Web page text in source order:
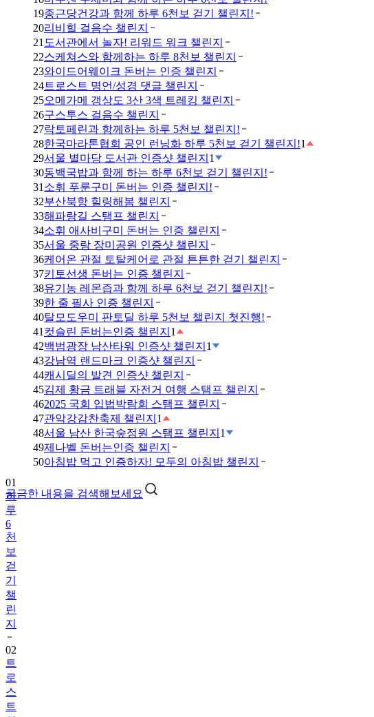
19종근당건강과 함께 하루 6천보 걷기 챌린지!
20리비힐 걸음수 챌린지
21 도서관에서 놀자! 리워드 워크 챌린지
22스케쳐스와 함께하는 하루 8천보 챌린지
23와이드어웨이크 돈버는 인증 챌린지
24트로스트 명언/성경 댓글 챌린지
25오메가메 갱상도 3산 3색 트레킹 챌린지
26구스투스 걸음수 챌린지
27락토페린과 함께하는 하루 5천보 챌린지!
28한국마라톤협회 공인 런닝화 하루 5천보 걷기 챌린지!1
29서울 별마당 도서관 인증샷 챌린지 1
30동백국밥과 함께 하는 하루 6천보 걷기 챌린지!
31 소휘 푸룬구미 돈버는 인증 챌린지!
32부산북항 힐링해봄 챌린지
33해파랑길 스탬프 챌린지
34소휘 애사비구미 돈버는 인증 챌린지
35서울 중랑 장미공원 인증샷 챌린지
36케어온 관절 토탈케어로 관절 튼튼한 걷기 챌린지
37키토선생 돈버는 인증 챌린지
38유기농 레몬즙과 함께 하루 6천보 걷기 챌린지!
39한 줄 필사 인증 챌린지
40탈모도우미 판토딜 하루 5천보 챌린지 첫진행!
41 컷슬린 돈버는인증 챌린지 1
42백범광장 남산타워 인증샷 챌린지 1
43강남역 랜드마크 인증샷 챌린지
44캐시딜의 발견 인증샷 챌린지
45김제 황금 트래블 자전거 여행 스탬프 챌린지
462025 국회 입법박람회 스탬프 챌린지
47관악강감찬축제 챌린지 1
48서울 남산 한국숲정원 스탬프 챌린지 1
49제나벨 돈버는인증 챌린지
50아침밥 먹고 인증하자! 모두의 아침밥 챌린지
궁금한 내용을 검색해보세요
루
6
천
보
걷
기
챌
린
지
02
트
로
스
트
와
함